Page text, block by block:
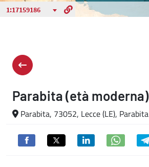
Parabita (età moderna)
Parabita, 73052, Lecce (LE), Parabita